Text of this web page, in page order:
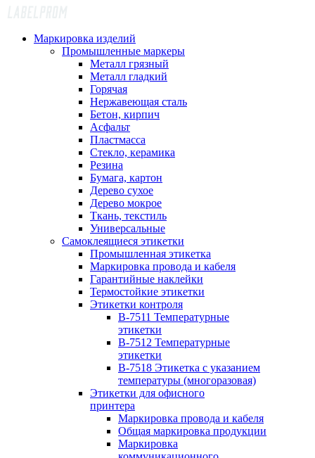
Маркировка изделий
Промышленные маркеры
Металл грязный
Металл гладкий
Горячая
Нержавеющая сталь
Бетон, кирпич
Асфальт
Пластмасса
Стекло, керамика
Резина
Бумага, картон
Дерево сухое
Дерево мокрое
Ткань, текстиль
Универсальные
Самоклеящиеся этикетки
Промышленная этикетка
Маркировка провода и кабеля
Гарантийные наклейки
Термостойкие этикетки
Этикетки контроля
B-7511 Температурные
этикетки
B-7512 Температурные
этикетки
B-7518 Этикетка с указанием
температуры (многоразовая)
Этикетки для офисного
принтера
Маркировка провода и кабеля
Общая маркировка продукции
Маркировка